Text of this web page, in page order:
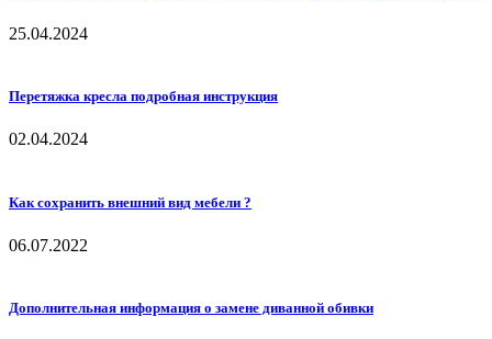
25.04.2024
Перетяжка кресла подробная инструкция
02.04.2024
Как сохранить внешний вид мебели ?
06.07.2022
Дополнительная информация о замене диванной обивки